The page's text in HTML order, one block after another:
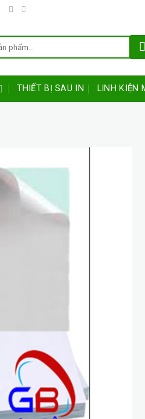
THIẾT BỊ SAU IN LINH KIỆN